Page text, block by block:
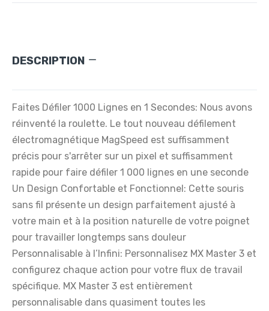
DESCRIPTION
Faites Défiler 1000 Lignes en 1 Secondes: Nous avons
réinventé la roulette. Le tout nouveau défilement
électromagnétique MagSpeed est suffisamment
précis pour s'arrêter sur un pixel et suffisamment
rapide pour faire défiler 1 000 lignes en une seconde
Un Design Confortable et Fonctionnel: Cette souris
sans fil présente un design parfaitement ajusté à
votre main et à la position naturelle de votre poignet
pour travailler longtemps sans douleur
Personnalisable à l’Infini: Personnalisez MX Master 3 et
configurez chaque action pour votre flux de travail
spécifique. MX Master 3 est entièrement
personnalisable dans quasiment toutes les